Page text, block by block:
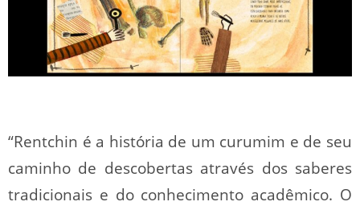
“Rentchin é a história de um curumim e de seu
caminho de descobertas através dos saberes
tradicionais e do conhecimento acadêmico. O